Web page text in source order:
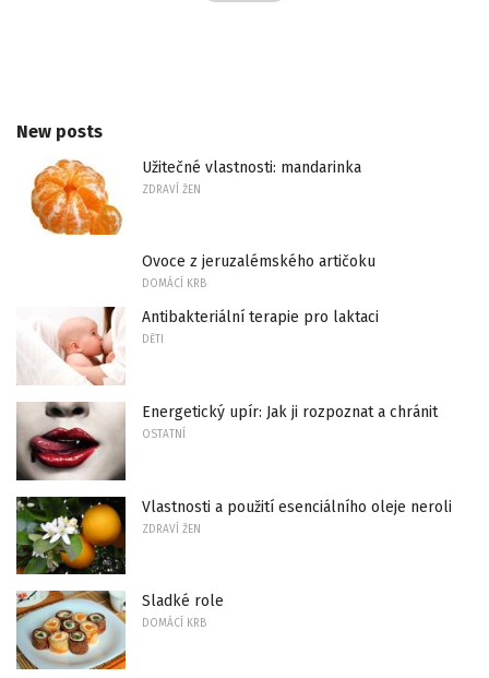
New posts
Užitečné vlastnosti: mandarinka
ZDRAVÍ ŽEN
Ovoce z jeruzalémského artičoku
DOMÁCÍ KRB
Antibakteriální terapie pro laktaci
DĚTI
Energetický upír: Jak ji rozpoznat a chránit
OSTATNÍ
Vlastnosti a použití esenciálního oleje neroli
ZDRAVÍ ŽEN
Sladké role
DOMÁCÍ KRB